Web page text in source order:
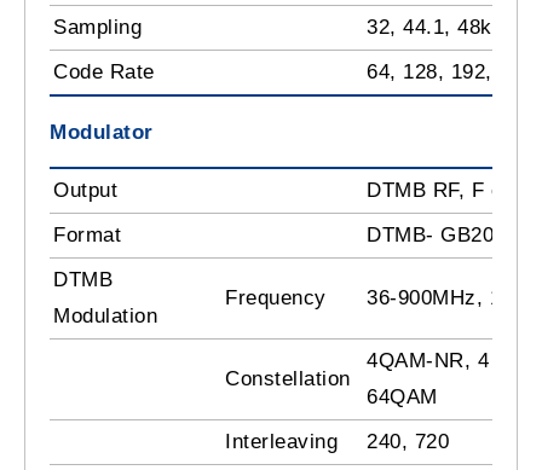
Sampling
32, 44.1, 48kHz
Code Rate
64, 128, 192,
Modulator
Output
DTMB RF, F
Format
DTMB- GB20600-
DTMB
Modulation
Frequency 36-900MHz,
Constellation
4QAM-NR, 4
64QAM
Interleaving
240, 720